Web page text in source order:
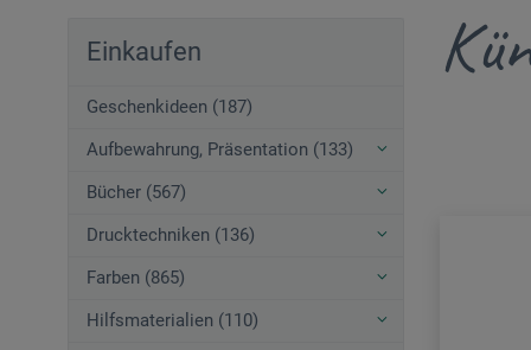
Einkaufen
Geschenkideen (187)
Aufbewahrung, Präsentation (133)
Bücher (567)
Drucktechniken (136)
Farben (865)
Hilfsmaterialien (110)